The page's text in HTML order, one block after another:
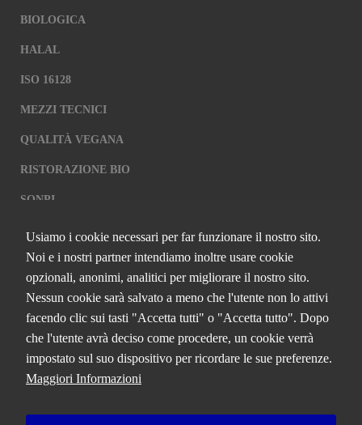
BIOLOGICA
HALAL
ISO 16128
MEZZI TECNICI
QUALITÀ VEGANA
RISTORAZIONE BIO
SQNPI
QCERTIFICAZIONI S.R.L. A SOCIO
UNICO
Via Paolo Frajese, 37 – 53100 Siena
tel. +39 0577 327234 - fax +39 0577 329907 -
Capitale Sociale € 90.000,00 i.v.
Iscrizione Registro delle imprese di Siena n. 01273640522, REA n.
Usiamo i cookie necessari per far funzionare il nostro sito.
Noi e i nostri partner intendiamo inoltre usare cookie
opzionali, anonimi, analitici per migliorare il nostro sito.
Nessun cookie sarà salvato a meno che l'utente non lo attivi
facendo clic sui tasti "Accetta tutti" o "Accetta tutto". Dopo
che l'utente avrà deciso come procedere, un cookie verrà
impostato sul suo dispositivo per ricordare le sue preferenze.
Maggiori Informazioni